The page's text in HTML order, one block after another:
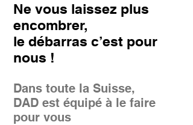
Ne vous laissez plus
encombrer,
le débarras c’est pour
nous !
Dans toute la Suisse,
DAD est équipé à le faire
pour vous